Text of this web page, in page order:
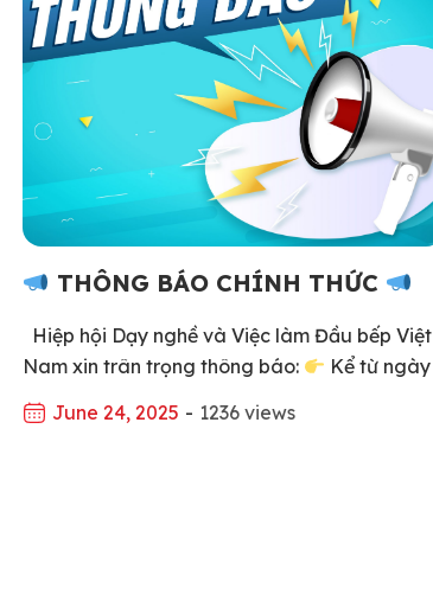
THÔNG BÁO CHÍNH THỨC
Hiệp hội Dạy nghề và Việc làm Đầu bếp Việt
Nam xin trân trọng thông báo:
Kể từ ngày
06/6/2025, Hiệp hội chính thức sử dụng tên
viết tắt tiếng Việt là: “HIỆP HỘI DẠY NGHỀ
June 24, 2025 - 1236 views